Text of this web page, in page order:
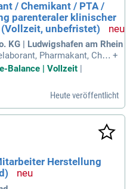
/ Chemikant / PTA /
parenteraler klinischer
unbefristet)
KG | Ludwigshafen am Rhein
Pharmakant, Che
am Rhein! Abb
parenteraler kli
Forschung und Entwicklun
entwickelt. Nutze deine
der Gesundheitsversorgu
um die Lebensqualität vo
von einem herausfordernd
und berufliche Ent
unter der Kennziffer R001
Medizin mit uns!
+
Balance | Vollzeit
Heute veröffentlicht
Herstellung